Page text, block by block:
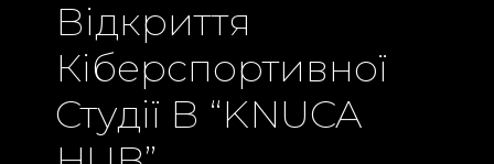
Відкриття
Кіберспортивної
Студії В “KNUCA